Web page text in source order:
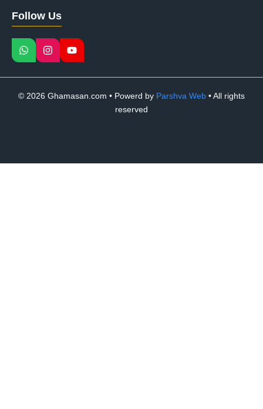
Follow Us
© 2026 Ghamasan.com • Powerd by Parshva Web • All rights
reserved